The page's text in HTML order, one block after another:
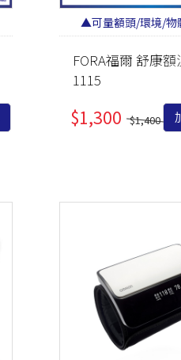
▲可量額頭/環境/
FORA福爾 舒康
1115
$1,300 $1,400